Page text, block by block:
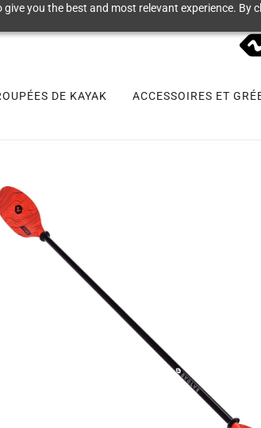
you the best and most relevant experience.
DE KAYAK ACCESSOIRES ET